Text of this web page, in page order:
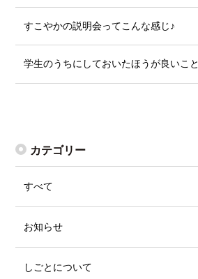
すこやかの説明会ってこんな感じ♪
学生のうちにしておいたほうが良いこと
カテゴリー
すべて
お知らせ
しごとについて